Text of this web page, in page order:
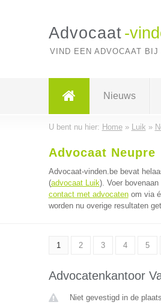
Advocaat -
VIND EEN ADVOCAAT
Nieuws
U bent nu hier: Home» Luik »
Advocaat Neupre
Advocaat-vinden.be bevat
(advocaat Luik). Voer
contact met advocatenom via
worden nu overige resultaten
1 2 3 4 5
Advocatenkantoor
Niet gevestigd in de